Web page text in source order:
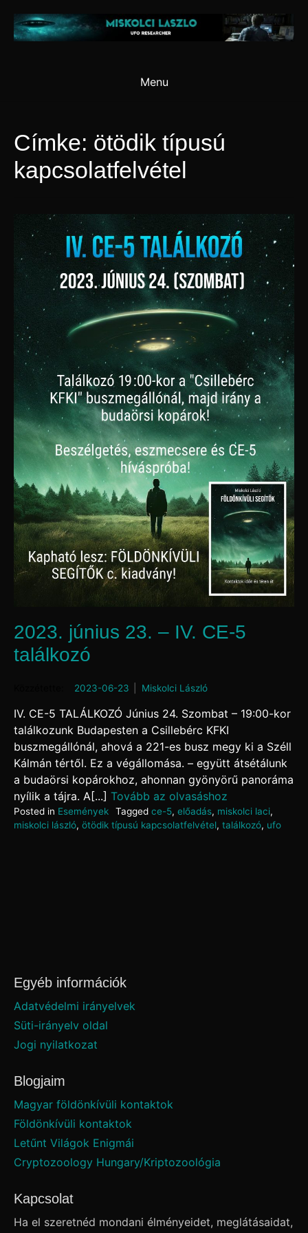
content
Menu
Címke: ötödik típusú
kapcsolatfelvétel
2023. június 23. – IV. CE-5
találkozó
2023-06-23by Miskolci László
IV. CE-5 TALÁLKOZÓ Június 24. Szombat – 19:00-kor
találkozunk Budapesten a Csillebérc KFKI
buszmegállónál, ahová a 221-es busz megy ki a Széll
Kálmán tértől. Ez a végállomása. – együtt átsétálunk
a budaörsi kopárokhoz, ahonnan gyönyörű panoráma
nyílik a tájra. A[...] Tovább az olvasáshoz
Posted in Események Tagged ce-5, előadás, miskolci laci,
miskolci lászló, ötödik típusú kapcsolatfelvétel, találkozó, ufo
Egyéb információk
Adatvédelmi irányelvek
Süti-irányelv oldal
Jogi nyilatkozat
Blogjaim
Magyar földönkívüli kontaktok
Földönkívüli kontaktok
Letűnt Világok Enigmái
Cryptozoology Hungary/Kriptozoológia
Kapcsolat
Ha el szeretnéd mondani élményeidet, meglátásaidat,